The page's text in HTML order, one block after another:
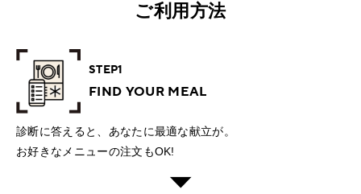
ご利用方法
STEP1
FIND YOUR MEAL
診断に答えると、あなたに最適な献立が。
お好きなメニューの注文もOK!